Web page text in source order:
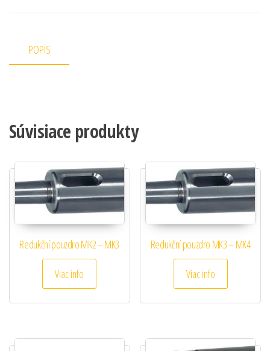
POPIS
Súvisiace produkty
Redukční pouzdro MK2 – MK3
Viac info
Redukční pouzdro MK3 – MK4
Viac info